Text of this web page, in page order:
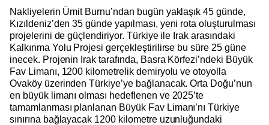
Nakliyelerin Ümit Burnu’ndan bugün yaklaşık 45 günde,
Kızıldeniz’den 35 günde yapılması, yeni rota oluşturulması
projelerini de güçlendiriyor. Türkiye ile Irak arasındaki
Kalkınma Yolu Projesi gerçekleştirilirse bu süre 25 güne
inecek. Projenin Irak tarafında, Basra Körfezi’ndeki Büyük
Fav Limanı, 1200 kilometrelik demiryolu ve otoyolla
Ovaköy üzerinden Türkiye’ye bağlanacak. Orta Doğu’nun
en büyük limanı olması hedeflenen ve 2025’te
tamamlanması planlanan Büyük Fav Limanı’nı Türkiye
sınırına bağlayacak 1200 kilometre uzunluğundaki